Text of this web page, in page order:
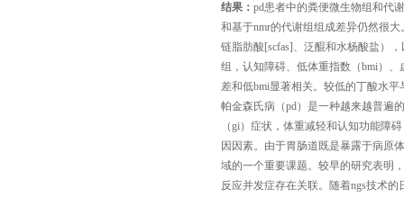
结果： pd患者中的粪便微生物组和代
和基于nmr的代谢组组成差异仍然很
链脂肪酸[scfas]、泛醌和水杨酸盐）
组，认知障碍、低体重指数（bmi）
差和低bmi显著相关。较低的丁酸水
帕金森氏病（pd）是一种越来越普遍
（gi）症状，体重减轻和认知功能障
因因素。由于胃肠道既是暴露于病原
域的一个重要课题。较早的研究表明
反应并发症存在关联。随着ngs技术